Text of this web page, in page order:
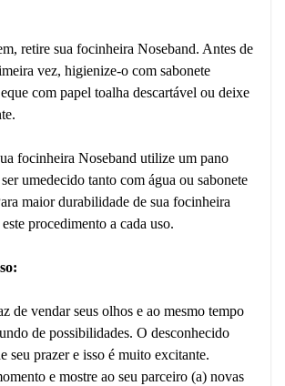
retire sua focinheira Noseband. Antes de
vez, higienize-o com sabonete
com papel toalha descartável ou deixe
focinheira Noseband utilize um pano
umedecido tanto com água ou sabonete
maior durabilidade de sua focinheira
procedimento a cada uso.
de vendar seus olhos e ao mesmo tempo
de possibilidades. O desconhecido
seu prazer e isso é muito excitante.
e mostre ao seu parceiro (a) novas